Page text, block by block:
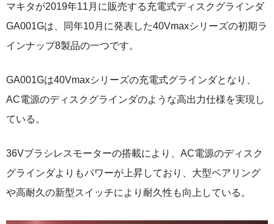
マキタが2019年11月に販売する充電式ディスクグラインダ
GA001Gは、同年10月に発表した40Vmaxシリーズの初期ラ
インナップ8製品の一つです。
GA001Gは40Vmaxシリーズの充電式グラインダとなり、
AC電源のディスクグラインダのような高出力仕様を実現し
ている。
36Vブラシレスモーターの搭載により、AC電源のディスク
グラインダよりもパワーが上昇しており、大型ベアリング
や高耐久の新型スイッチにより耐久性も向上している。